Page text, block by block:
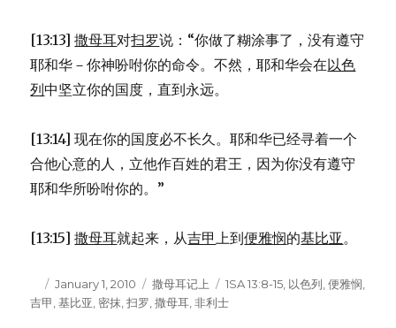
[13:13]撒母耳对扫罗说：“你做了糊涂事了，没有遵守
耶和华－你神吩咐你的命令。不然，耶和华会在以色
列中坚立你的国度，直到永远。
[13:14] 现在你的国度必不长久。耶和华已经寻着一个
合他心意的人，立他作百姓的君王，因为你没有遵守
耶和华所吩咐你的。”
[13:15]撒母耳就起来，从吉甲上到便雅悯的基比亚。
Author
Posted
on
January 1, 2010 Categories
撒母耳记上 Tags
1SA 13:8-15 以色列 ,便雅悯
吉甲 ,基比亚 密抹 ,扫罗 ,撒母耳 ,非利士